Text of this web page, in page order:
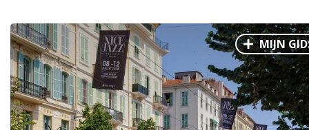
Ålesund
Parijs Tokio Amsterdam Barcelona Dubai
Milaan
MIJN